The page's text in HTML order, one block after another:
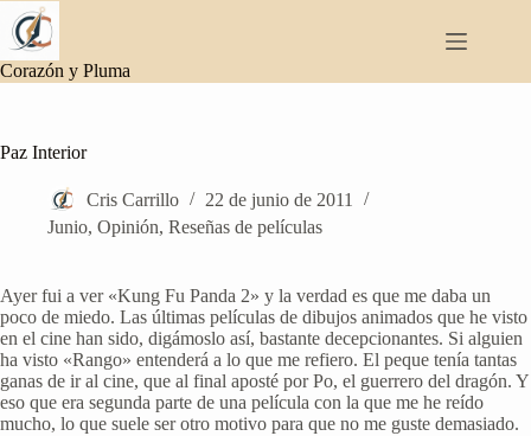
Saltar
contenido
Corazón y Pluma
Paz Interior
Cris Carrillo
22 de junio de 2011
Junio, Opinión, Reseñas de películas
Ayer fui a ver «Kung Fu Panda 2» y la verdad es que me daba un
poco de miedo. Las últimas películas de dibujos animados que he visto
en el cine han sido, digámoslo así, bastante decepcionantes. Si alguien
ha visto «Rango» entenderá a lo que me refiero. El peque tenía tantas
ganas de ir al cine, que al final aposté por Po, el guerrero del dragón. Y
eso que era segunda parte de una película con la que me he reído
mucho, lo que suele ser otro motivo para que no me guste demasiado.